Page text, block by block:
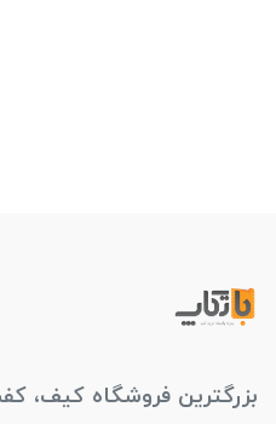
بزرگترین فروشگاه کیف،